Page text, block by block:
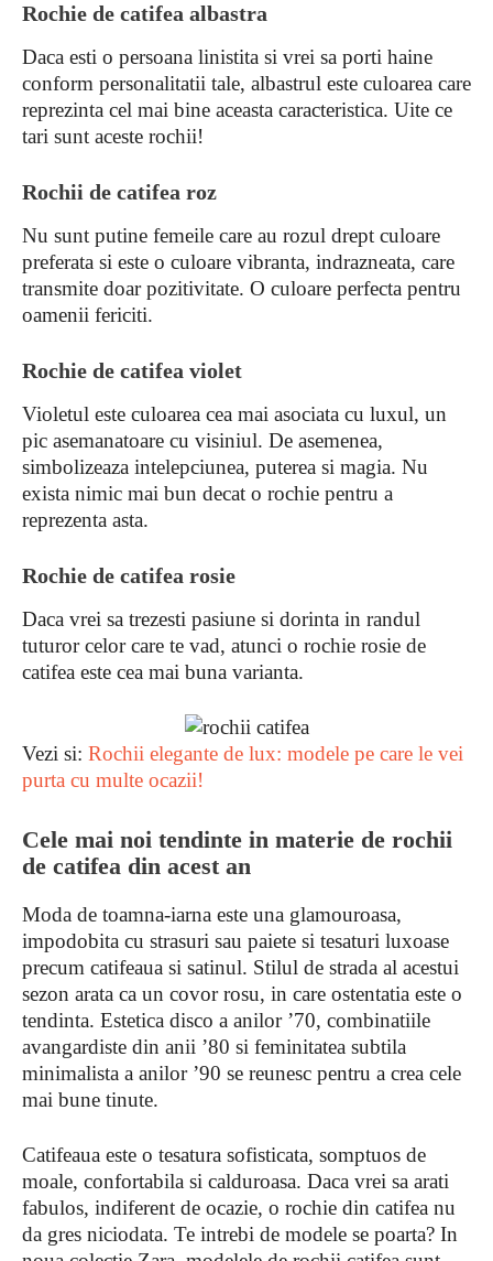
Rochie de catifea albastra
Daca esti o persoana linistita si vrei sa porti haine
conform personalitatii tale, albastrul este culoarea care
reprezinta cel mai bine aceasta caracteristica. Uite ce
tari sunt aceste rochii!
Rochii de catifea roz
Nu sunt putine femeile care au rozul drept culoare
preferata si este o culoare vibranta, indrazneata, care
transmite doar pozitivitate. O culoare perfecta pentru
oamenii fericiti.
Rochie de catifea violet
Violetul este culoarea cea mai asociata cu luxul, un
pic asemanatoare cu visiniul. De asemenea,
simbolizeaza intelepciunea, puterea si magia. Nu
exista nimic mai bun decat o rochie pentru a
reprezenta asta.
Rochie de catifea rosie
Daca vrei sa trezesti pasiune si dorinta in randul
tuturor celor care te vad, atunci o rochie rosie de
catifea este cea mai buna varianta.
Vezi si: Rochii elegante de lux: modele pe care le vei
purta cu multe ocazii!
Cele mai noi tendinte in materie de rochii
de catifea din acest an
Moda de toamna-iarna este una glamouroasa,
impodobita cu strasuri sau paiete si tesaturi luxoase
precum catifeaua si satinul. Stilul de strada al acestui
sezon arata ca un covor rosu, in care ostentatia este o
tendinta. Estetica disco a anilor ’70, combinatiile
avangardiste din anii ’80 si feminitatea subtila
minimalista a anilor ’90 se reunesc pentru a crea cele
mai bune tinute.
Catifeaua este o tesatura sofisticata, somptuos de
moale, confortabila si calduroasa. Daca vrei sa arati
fabulos, indiferent de ocazie, o rochie din catifea nu
da gres niciodata. Te intrebi de modele se poarta? In